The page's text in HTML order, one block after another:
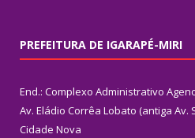
PREFEITURA DE IGARAPÉ-MIRI
End.: Complexo Administrativo
Av. Eládio Corrêa Lobato (antiga Av.
Cidade Nova